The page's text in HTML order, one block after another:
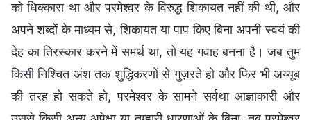
को धिक्कारा था और परमेश्वर के विरुद्ध शिकायत नहीं की थी, और
अपने शब्दों के माध्यम से, शिकायत या पाप किए बिना अपनी स्वयं की
देह का तिरस्कार करने में समर्थ था, तो यह गवाह बनना है। जब तुम
किसी निश्चित अंश तक शुद्धिकरणों से गुज़रते हो और फिर भी अय्यूब
की तरह हो सकते हो, परमेश्वर के सामने सर्वथा आज्ञाकारी और